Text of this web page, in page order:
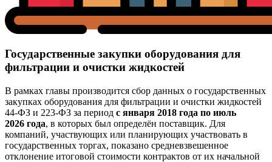
Государственные закупки оборудования для
фильтрации и очистки жидкостей
В рамках главы производится сбор данных о государственных
закупках оборудования для фильтрации и очистки жидкостей
44-ФЗ и 223-ФЗ за период с января 2018 года по июль
2026 года, в которых был определён поставщик. Для
компаний, участвующих или планирующих участвовать в
государственных торгах, показано средневзвешенное
отклонение итоговой стоимости контрактов от их начальной